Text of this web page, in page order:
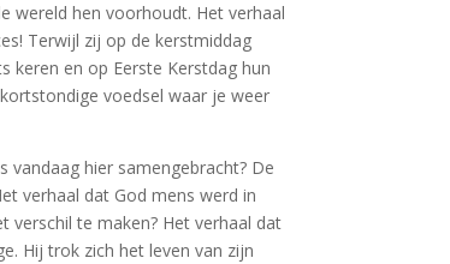
wereld hen voorhoudt. Het verhaal
Terwijl zij op de kerstmiddag
keren en op Eerste Kerstdag hun
voedsel waar je weer
hier samengebracht? De
verhaal dat God mens werd in
verschil te maken? Het verhaal dat
Hij trok zich het leven van zijn